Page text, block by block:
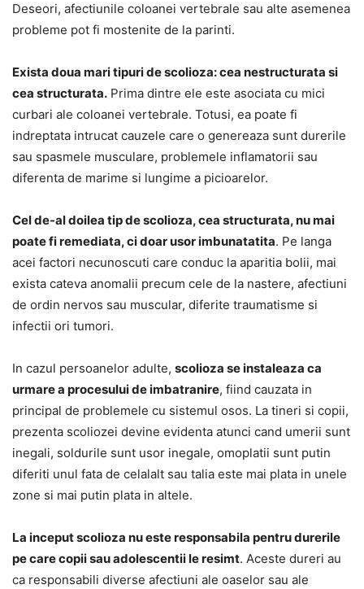
Deseori, afectiunile coloanei vertebrale sau alte asemenea
probleme pot fi mostenite de la parinti.
Exista doua mari tipuri de scolioza: cea nestructurata si
cea structurata. Prima dintre ele este asociata cu mici
curbari ale coloanei vertebrale. Totusi, ea poate fi
indreptata intrucat cauzele care o genereaza sunt durerile
sau spasmele musculare, problemele inflamatorii sau
diferenta de marime si lungime a picioarelor.
Cel de-al doilea tip de scolioza, cea structurata, nu mai
poate fi remediata, ci doar usor imbunatatita. Pe langa
acei factori necunoscuti care conduc la aparitia bolii, mai
exista cateva anomalii precum cele de la nastere, afectiuni
de ordin nervos sau muscular, diferite traumatisme si
infectii ori tumori.
In cazul persoanelor adulte, scolioza se instaleaza ca
urmare a procesului de imbatranire, fiind cauzata in
principal de problemele cu sistemul osos. La tineri si copii,
prezenta scoliozei devine evidenta atunci cand umerii sunt
inegali, soldurile sunt usor inegale, omoplatii sunt putin
diferiti unul fata de celalalt sau talia este mai plata in unele
zone si mai putin plata in altele.
La inceput scolioza nu este responsabila pentru durerile
pe care copii sau adolescentii le resimt. Aceste dureri au
ca responsabili diverse afectiuni ale oaselor sau ale